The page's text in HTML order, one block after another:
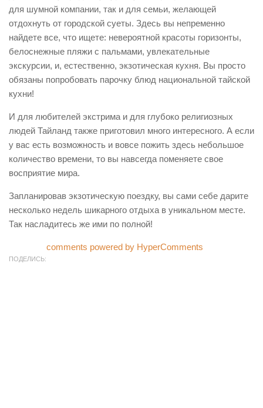
для шумной компании, так и для семьи, желающей
отдохнуть от городской суеты. Здесь вы непременно
найдете все, что ищете: невероятной красоты горизонты,
белоснежные пляжи с пальмами, увлекательные
экскурсии, и, естественно, экзотическая кухня. Вы просто
обязаны попробовать парочку блюд национальной тайской
кухни!
И для любителей экстрима и для глубоко религиозных
людей Тайланд также приготовил много интересного. А если
у вас есть возможность и вовсе пожить здесь небольшое
количество времени, то вы навсегда поменяете свое
восприятие мира.
Запланировав экзотическую поездку, вы сами себе дарите
несколько недель шикарного отдыха в уникальном месте.
Так насладитесь же ими по полной!
comments powered by HyperComments
ПОДЕЛИСЬ: